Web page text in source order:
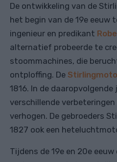
De ontwikkeling van de
het begin van de 19e eeuw
ingenieur en predikant
alternatief probeerde te
stoommachines, die
ontploffing. De
1816. In de
verschillende
verhogen. De gebroeders
1827 ook een
Tijdens de 19e en 20e